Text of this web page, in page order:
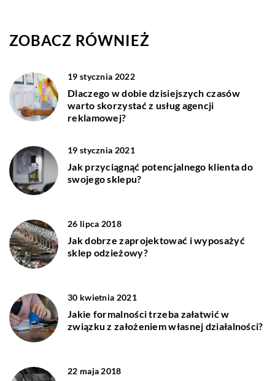
ZOBACZ RÓWNIEŻ
19 stycznia 2022
Dlaczego w dobie dzisiejszych czasów
warto skorzystać z usług agencji
reklamowej?
19 stycznia 2021
Jak przyciągnąć potencjalnego klienta do
swojego sklepu?
26 lipca 2018
Jak dobrze zaprojektować i wyposażyć
sklep odzieżowy?
30 kwietnia 2021
Jakie formalności trzeba załatwić w
związku z założeniem własnej działalności?
22 maja 2018